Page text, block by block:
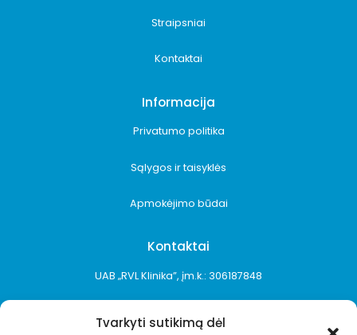
Tvarkyti sutikimą dėl
Straipsniai
Kontaktai
Informacija
Privatumo politika
Sąlygos ir taisyklės
Apmokėjimo būdai
Kontaktai
UAB „RVL Klinika”, įm.k.: 306187848